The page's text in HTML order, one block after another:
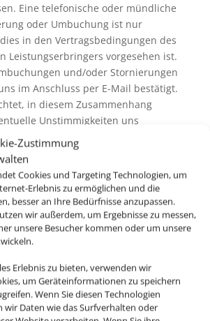
Zustimmung
Cookies und Targeting Technologien, um
Erlebnis zu ermöglichen und die
besser an Ihre Bedürfnisse anzupassen.
wir außerdem, um Ergebnisse zu messen,
unsere Besucher kommen oder um unsere
Erlebnis zu bieten, verwenden wir
um Geräteinformationen zu speichern
Wenn Sie diesen Technologien
Daten wie das Surfverhalten oder
Eine telefonische oder mündliche
oder Umbuchung ist nur
in den Vertragsbedingungen des
Leistungserbringers vorgesehen ist.
und/oder Stornierungen
im Anschluss per E-Mail bestätigt.
in diesem Zusammenhang
Unstimmigkeiten uns
in der Regel keine eigenen
oder Bearbeitungsentgelte für
und /oder Stornierung. Wenn
oder Bearbeitungsentgelte
wir sie vor der Buchung
ausgenommen hiervon ist der
und /oder die Stornierung
mit einer Pauschalreise
(„Nur-Flug-
erheben wir ggfs. eigene
oder Bearbeitungsentgelte (siehe